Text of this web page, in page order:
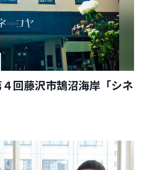
回藤沢市鵠沼海岸「シネ